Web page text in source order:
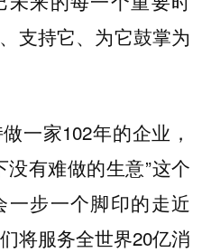
支持它、为它鼓掌为
一家102年的企业，
有难做的生意”这个
步一个脚印的走近
将服务全世界20亿消